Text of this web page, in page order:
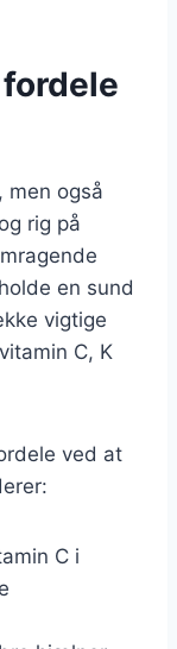
men også
rig på
en sund
vigtige
C, K
ved at
C i